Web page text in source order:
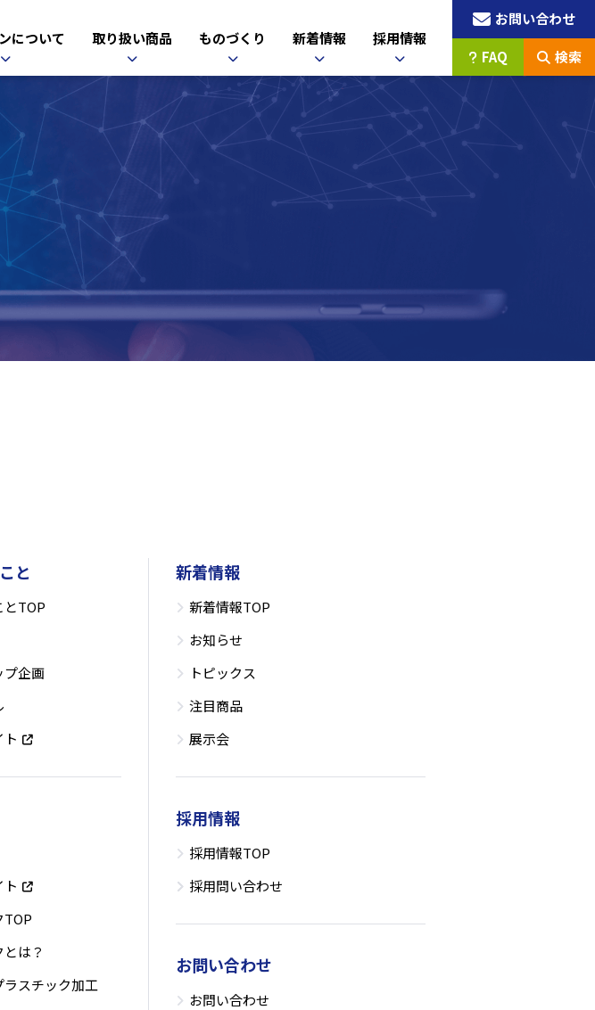
について 取り扱い商品 ものづくり 新着情報 採用情報
お問い合わせ
FAQ 検索
と
とTOP
プ企画
TOP
は？
スチック加工
新着情報
新着情報TOP
お知らせ
トピックス
注目商品
展示会
採用情報
採用情報TOP
採用問い合わせ
お問い合わせ
お問い合わせ